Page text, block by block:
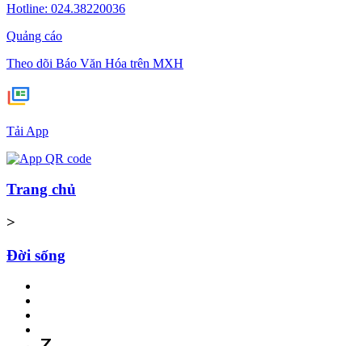
Hotline: 024.38220036
Quảng cáo
Theo dõi Báo Văn Hóa trên MXH
Tải App
Trang chủ
>
Đời sống